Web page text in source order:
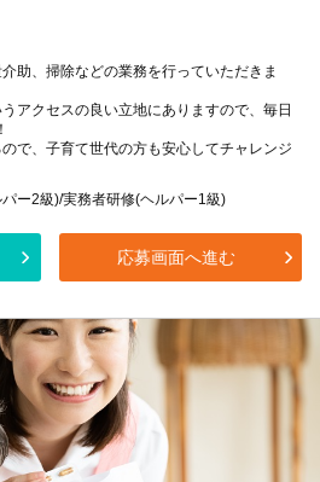
助、掃除などの業務を行っていただきま
アクセスの良い立地にありますので、毎日
で、子育て世代の方も安心してチャレンジ
ー2級)/実務者研修(ヘルパー1級)
応募画面へ進む